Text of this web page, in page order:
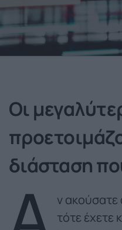
Οι
διάσταση
ν ακούσατε
τότε έχετε